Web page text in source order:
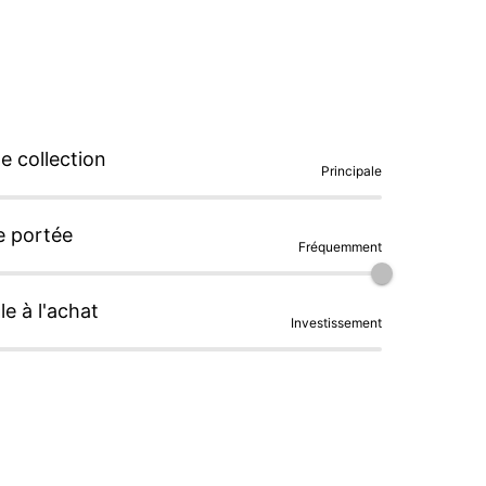
blanc cassé permet de bien les faire
collection
Principale
portée
Fréquemment
à l'achat
Investissement